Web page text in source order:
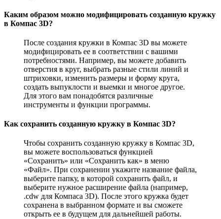
Каким образом можно модифицировать созданную кружку
в Компас 3D?
После создания кружки в Компас 3D вы можете
модифицировать ее в соответствии с вашими
потребностями. Например, вы можете добавить
отверстия в круг, выбрать разные стили линий и
штриховки, изменить размеры и форму круга,
создать выпуклости и выемки и многое другое.
Для этого вам понадобятся различные
инструменты и функции программы.
Как сохранить созданную кружку в Компас 3D?
Чтобы сохранить созданную кружку в Компас 3D,
вы можете воспользоваться функцией
«Сохранить» или «Сохранить как» в меню
«Файл». При сохранении укажите название файла,
выберите папку, в которой сохранить файл, и
выберите нужное расширение файла (например,
.cdw для Компаса 3D). После этого кружка будет
сохранена в выбранном формате и вы сможете
открыть ее в будущем для дальнейшей работы.